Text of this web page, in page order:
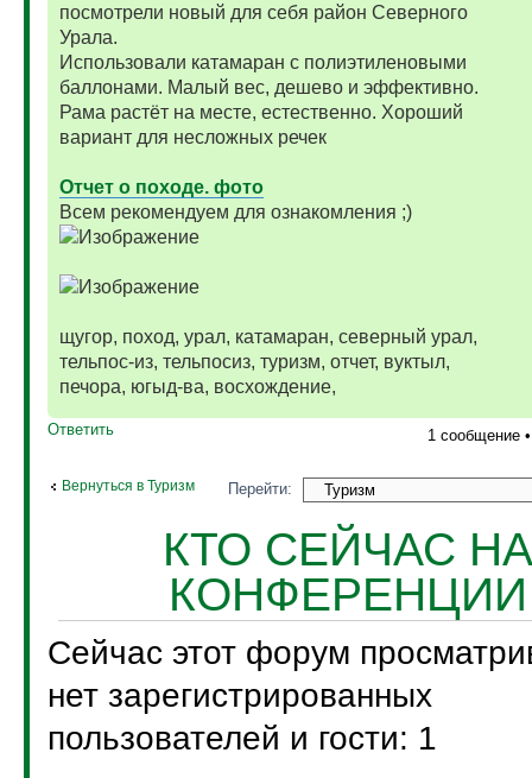
посмотрели новый для себя район Северного
Урала.
Использовали катамаран с полиэтиленовыми
баллонами. Малый вес, дешево и эффективно.
Рама растёт на месте, естественно. Хороший
вариант для несложных речек
Отчет о походе. фото
Всем рекомендуем для ознакомления ;)
щугор, поход, урал, катамаран, северный урал,
тельпос-из, тельпосиз, туризм, отчет, вуктыл,
печора, югыд-ва, восхождение,
Ответить 1 сообщение
Вернуться в Туризм Перейти:
КТО СЕЙЧАС
КОНФЕРЕНЦИИ
Сейчас этот форум
нет зарегистрированных
пользователей и гости: 1